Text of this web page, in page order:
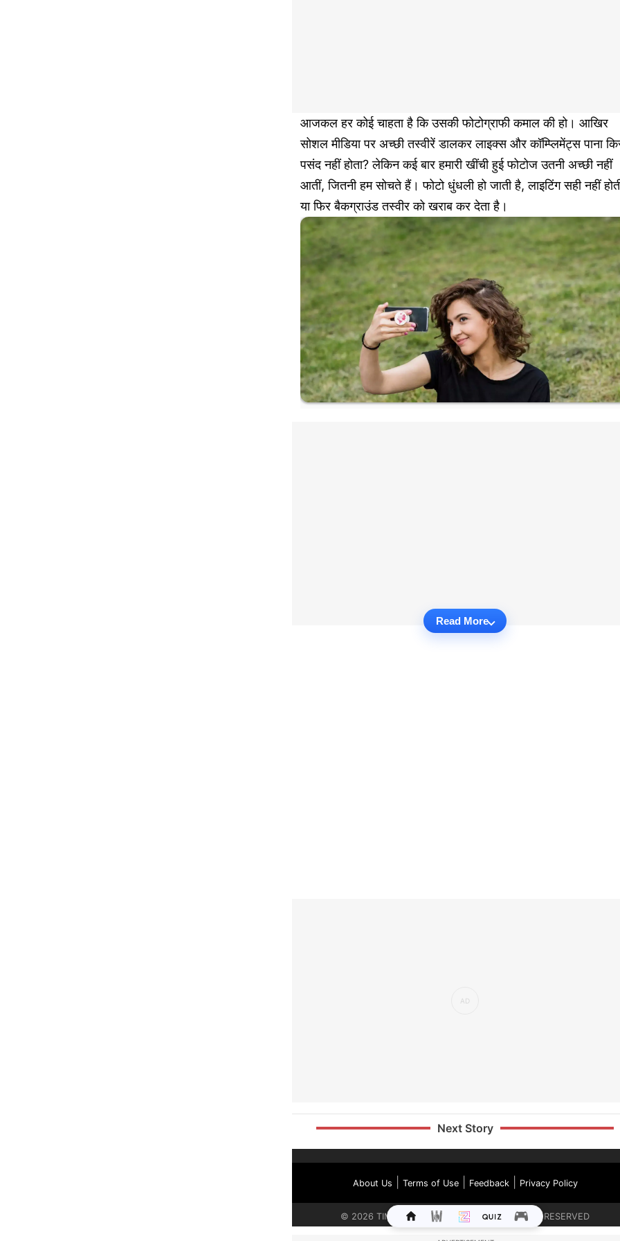
आजकल हर कोई चाहता है कि उसकी फोटोग्राफी कमाल की हो। आखिर
सोशल मीडिया पर अच्छी तस्वीरें डालकर लाइक्स और कॉम्प्लिमेंट्स पाना
पसंद नहीं होता? लेकिन कई बार हमारी खींची हुई फोटोज उतनी अच्छी नहीं
आतीं, जितनी हम सोचते हैं। फोटो धुंधली हो जाती है, लाइटिंग सही नहीं
या फिर बैकग्राउंड तस्वीर को खराब कर देता है।
Read More
Next Story
About Us Terms of Use| Feedback| Privacy Policy
© 2026 TIMES INTERNET LIMITED. ALL RIGHTS RESERVED